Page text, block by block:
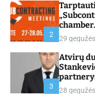
2 29
3
Atvirų
28